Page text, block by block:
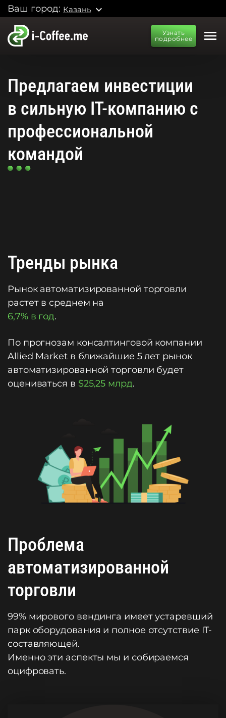
Ваш город: Казань expand_more
Узнать
подробнее
menu
Предлагаем инвестиции
в сильную IT-компанию с
профессиональной
командой
Тренды рынка
Рынок автоматизированной торговли
растет в среднем на
6,7% в год.
По прогнозам консалтинговой компании
Allied Market в ближайшие 5 лет рынок
автоматизированной торговли будет
оцениваться в $25,25 млрд.
Проблема
автоматизированной
торговли
99% мирового вендинга имеет устаревший
парк оборудования и полное отсутствие IT-
составляющей.
Именно эти аспекты мы и собираемся
оцифровать.